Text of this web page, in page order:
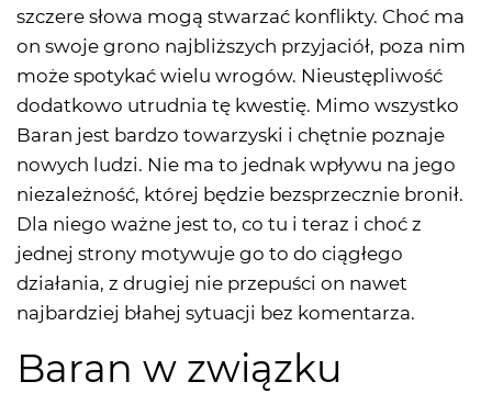
szczere słowa mogą stwarzać konflikty. Choć ma
on swoje grono najbliższych przyjaciół, poza nim
może spotykać wielu wrogów. Nieustępliwość
dodatkowo utrudnia tę kwestię. Mimo wszystko
Baran jest bardzo towarzyski i chętnie poznaje
nowych ludzi. Nie ma to jednak wpływu na jego
niezależność, której będzie bezsprzecznie bronił.
Dla niego ważne jest to, co tu i teraz i choć z
jednej strony motywuje go to do ciągłego
działania, z drugiej nie przepuści on nawet
najbardziej błahej sytuacji bez komentarza.
Baran w związku